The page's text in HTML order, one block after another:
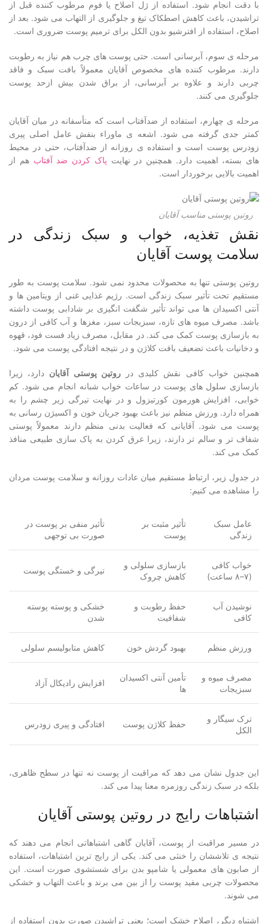
با دقت انجام شود. استفاده از ژل اصلاح یا فوم مرطوب کننده قبل از
تراشیدن، باعث کاهش اصطکاک تیغ و جلوگیری از التهاب می شود. بعد از
اصلاح، استفاده از افترشیو بدون الکل برای ترمیم پوست ضروری است.
مرحله ی سوم، آبرسانی است. حتی پوست های چرب هم نیاز به رطوبت
دارند. مرطوب کننده های مخصوص آقایان معمولاً بافت سبک و فاقد
چربی دارند و علاوه بر آبرسانی، از براق شدن بیش ازحد پوست
جلوگیری می کنند.
مرحله ی چهارم، استفاده از ضدآفتاب است که متأسفانه در میان آقایان
کمتر جدی گرفته می شود. اشعه ی ماوراء بنفش عامل اصلی پیری
زودرس پوست است و استفاده ی روزانه از ضدآفتاب، حتی در محیط
های بسته، اهمیت دارد. همچنین در نهایت پاک کردن ضد آفتاب هم از
اهمیت بالایی برخوردار است.
روتین پوستی مناسب آقایان
نقش تغذیه، خواب و سبک زندگی در
سلامت پوست آقایان
روتین پوستی تنها به محصولات محدود نمی شود. سلامت پوست به طور
مستقیم تحت تأثیر سبک زندگی است. رژیم غذایی غنی از ویتامین ها و
آنتی اکسیدان ها می تواند تأثیر شگفت انگیزی بر شادابی پوست داشته
باشد. مصرف میوه های تازه، سبزیجات سبز، مغزها و آب کافی از درون
به بازسازی پوست کمک می کند. در مقابل، مصرف زیاد فست فود، قهوه
و دخانیات باعث تضعیف بافت کلاژن و در نتیجه افتادگی پوست می شود.
همچنین خواب کافی نقش کلیدی درروتین پوستی آقایان دارد، زیرا
بازسازی سلول های پوست در ساعات خواب شبانه انجام می شود. کم
خوابی، افزایش هورمون کورتیزول و در نهایت تیرگی زیر چشم را به
همراه دارد. ورزش منظم نیز باعث بهبود جریان خون و اکسیژن رسانی به
پوست می شود. آقایانی که فعالیت بدنی منظم دارند معمولاً پوستی
شفاف تر و سالم تر دارند، زیرا عرق کردن به پاک سازی طبیعی منافذ
کمک می کند.
در جدول زیر، ارتباط مستقیم میان عادات روزانه و سلامت پوست مردان
را مشاهده می کنیم:
عامل سبک
زندگی
تأثیر مثبت بر
پوست
تأثیر منفی بر پوست در
صورت بی توجهی
خواب کافی
(۷–۸ ساعت)
بازسازی سلولی و
کاهش چروک
تیرگی و خستگی پوست
نوشیدن آب
کافی
حفظ رطوبت و
شفافیت
خشکی و پوسته پوسته
شدن
ورزش منظم بهبود گردش خون کاهش متابولیسم سلولی
مصرف میوه و
سبزیجات
تأمین آنتی اکسیدان
ها
افزایش رادیکال آزاد
ترک سیگار و
الکل
حفظ کلاژن پوست افتادگی و پیری زودرس
این جدول نشان می دهد که مراقبت از پوست نه تنها در سطح ظاهری،
بلکه در سبک زندگی روزمره معنا پیدا می کند.
اشتباهات رایج در روتین پوستی آقایان
در مسیر مراقبت از پوست، آقایان گاهی اشتباهاتی انجام می دهند که
نتیجه ی تلاششان را خنثی می کند. یکی از رایج ترین اشتباهات، استفاده
از صابون های معمولی یا شامپو بدن برای شستشوی صورت است. این
محصولات چربی مفید پوست را از بین می برند و باعث التهاب و خشکی
می شوند.
اشتباه دیگر، اصلاح خشک است؛ یعنی تراشیدن صورت بدون استفاده از